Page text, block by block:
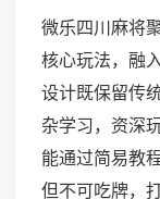
微乐四川麻将
核心玩法，融
设计既保留传
杂学习，资深
能通过简易教
但不可吃牌，